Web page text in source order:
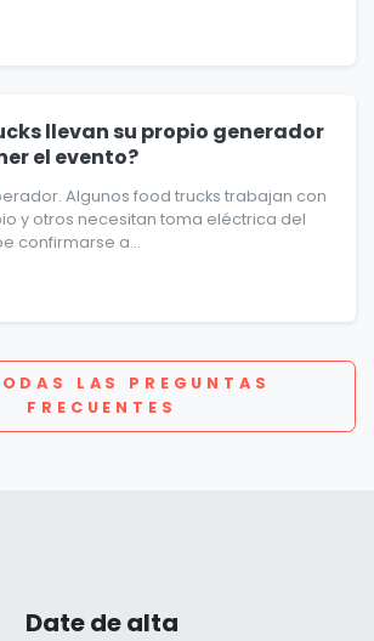
llevan su propio generador
el evento?
Algunos food trucks trabajan con
y otros necesitan toma eléctrica del
confirmarse a...
LAS PREGUNTAS
FRECUENTES
Date de alta